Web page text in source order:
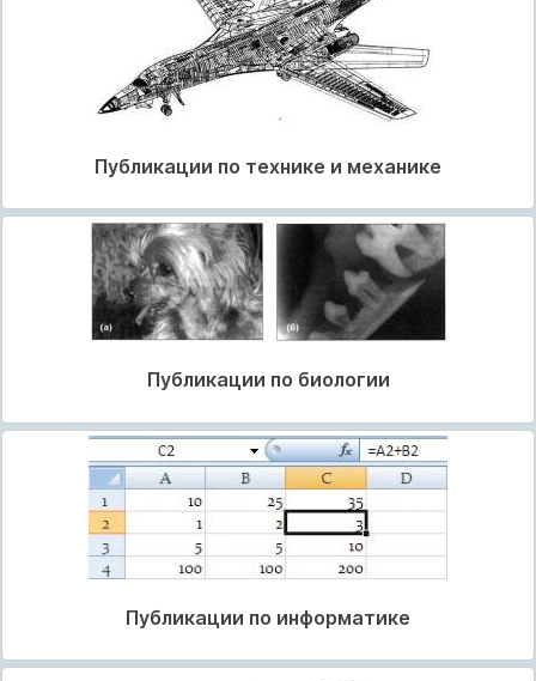
Публикации по технике и механике
Публикации по биологии
Публикации по информатике